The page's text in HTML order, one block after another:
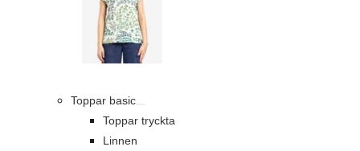
Toppar basic
Toppar tryckta
Linnen